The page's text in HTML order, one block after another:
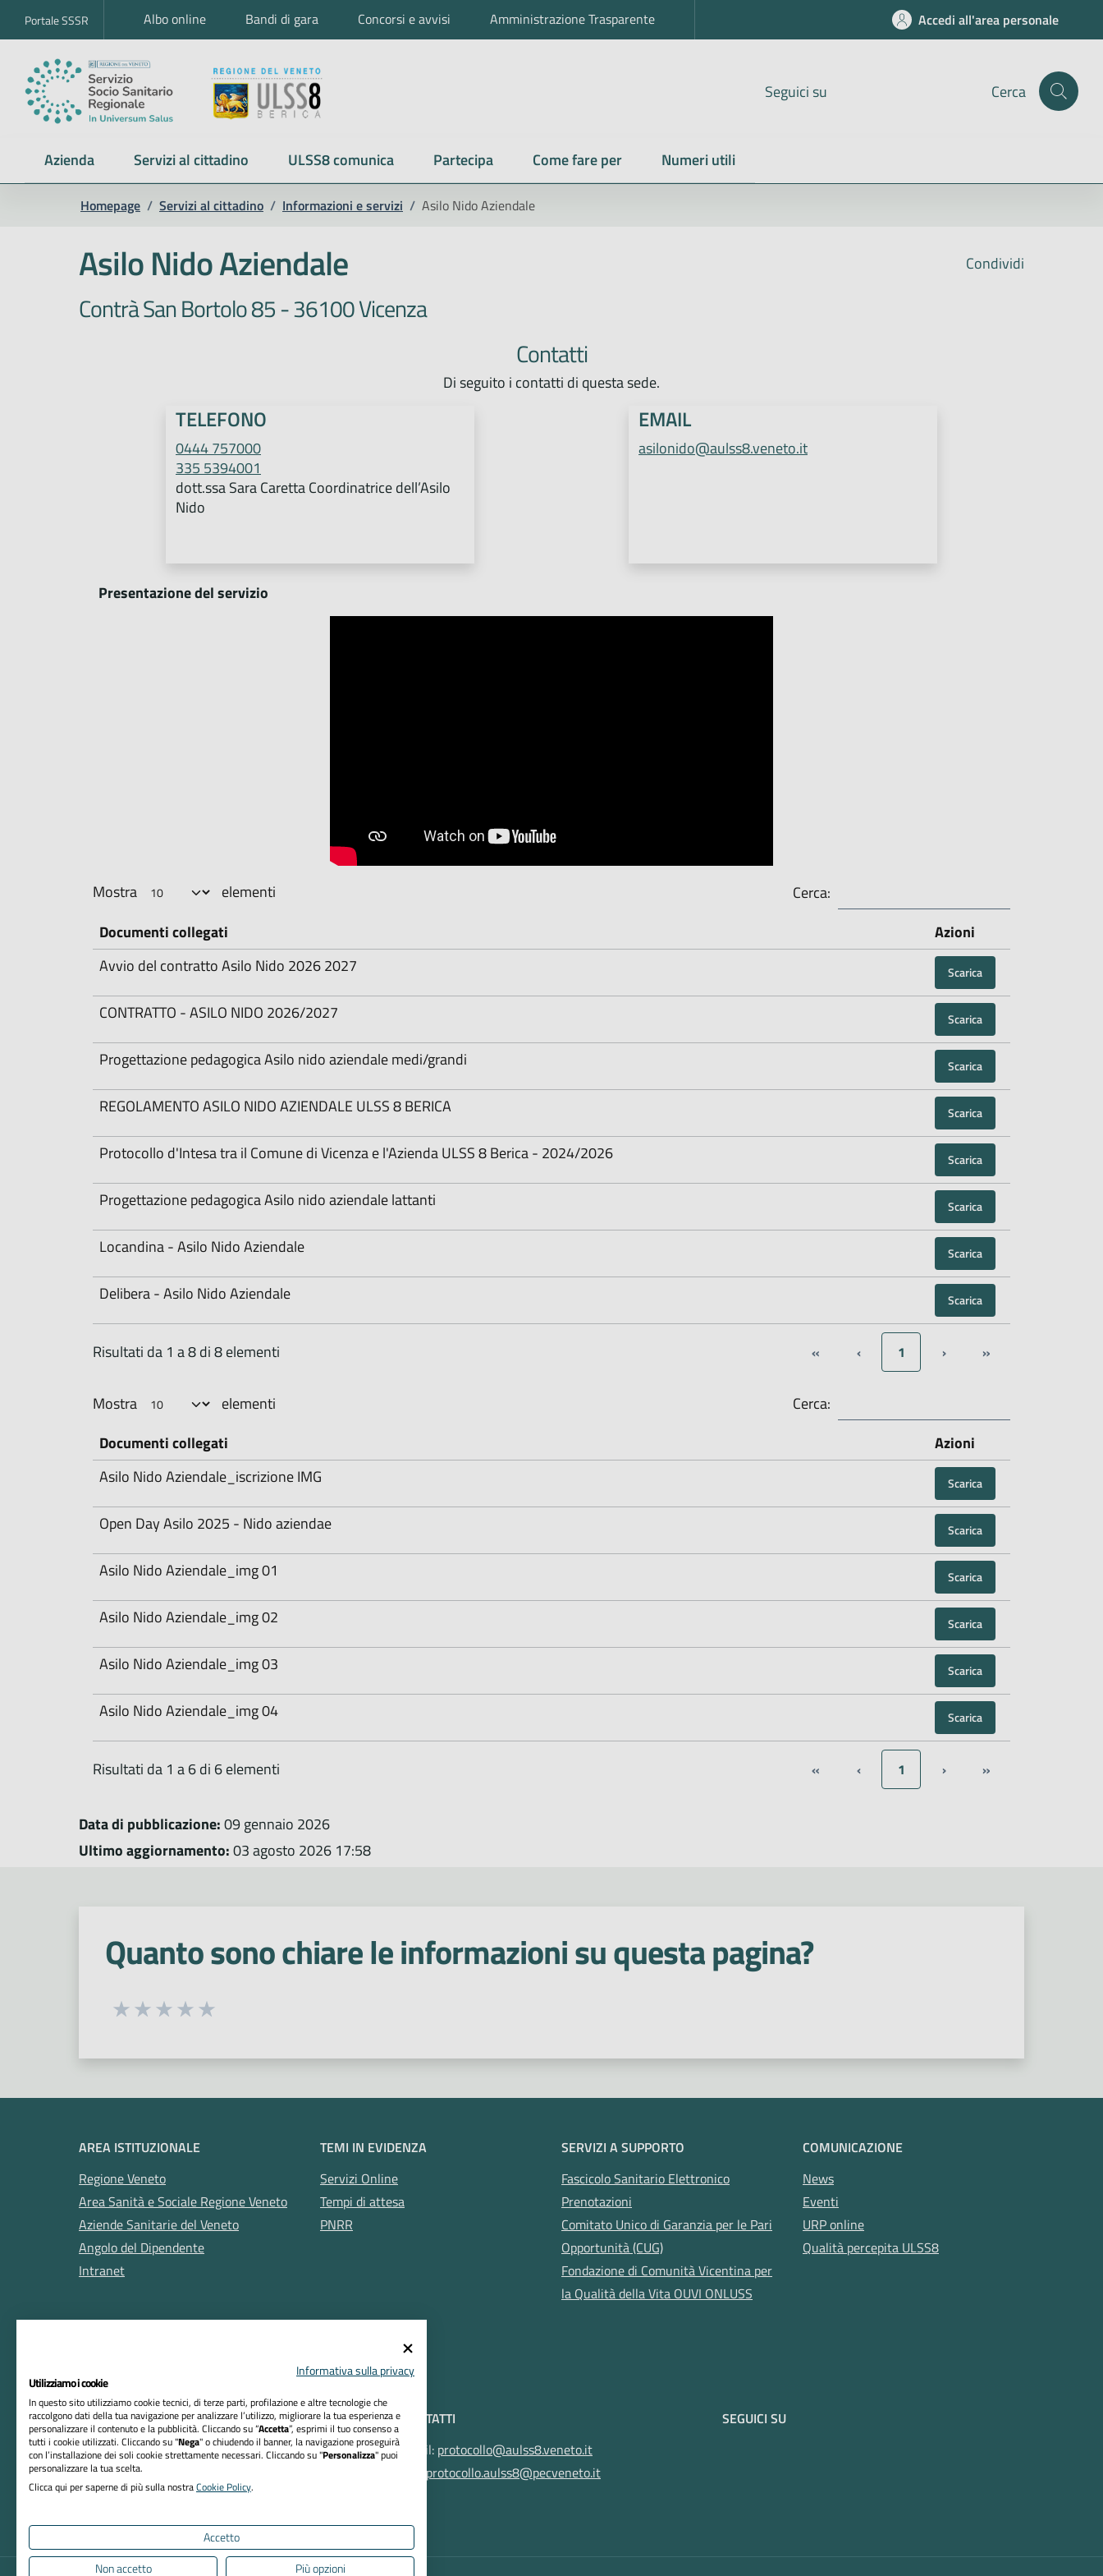
Portale SSSR Albo online Bandi di gara Concorsi e avvisi Amministrazione Trasparente Accedi all'area personale
Seguici su Cerca
Azienda Servizi al cittadino ULSS8 comunica Partecipa Come fare per Numeri utili
Homepage / Servizi al cittadino / Informazioni e servizi / Asilo Nido Aziendale
Condividi
Asilo Nido Aziendale
Contrà San Bortolo 85 - 36100 Vicenza
Contatti
Di seguito i contatti di questa sede.
TELEFONO
0444 757000
335 5394001
dott.ssa Sara Caretta Coordinatrice dell’Asilo
Nido
EMAIL
asilonido@aulss8.veneto.it
Presentazione del servizio
Mostra elementi
Cerca:
Documenti collegati
Azioni
Avvio del contratto Asilo Nido 2026 2027
Scarica
CONTRATTO - ASILO NIDO 2026/2027 Scarica
Progettazione pedagogica Asilo nido aziendale medi/grandi Scarica
REGOLAMENTO ASILO NIDO AZIENDALE ULSS 8 BERICA Scarica
Protocollo d'Intesa tra il Comune di Vicenza e l'Azienda ULSS 8 Berica - 2024/2026 Scarica
Progettazione pedagogica Asilo nido aziendale lattanti Scarica
Locandina - Asilo Nido Aziendale Scarica
Delibera - Asilo Nido Aziendale Scarica
Risultati da 1 a 8 di 8 elementi « ‹ 1 › »
Mostra elementi
Cerca:
Documenti collegati
Azioni
Asilo Nido Aziendale_iscrizione IMG
Scarica
Open Day Asilo 2025 - Nido aziendae Scarica
Asilo Nido Aziendale_img 01 Scarica
Asilo Nido Aziendale_img 02 Scarica
Asilo Nido Aziendale_img 03 Scarica
Asilo Nido Aziendale_img 04 Scarica
Risultati da 1 a 6 di 6 elementi « ‹ 1 › »
Data di pubblicazione:09 gennaio 2026
Ultimo aggiornamento:03 agosto 2026 17:58
Quanto sono chiare le informazioni su questa pagina?
Seleziona una valutazione da 1 a 5 stelle
AREA ISTITUZIONALE
Regione Veneto
Area Sanità e Sociale Regione Veneto
Aziende Sanitarie del Veneto
Angolo del Dipendente
Intranet
TEMI IN EVIDENZA
Servizi Online
Tempi di attesa
PNRR
SERVIZI A SUPPORTO
Fascicolo Sanitario Elettronico
Prenotazioni
Comitato Unico di Garanzia per le Pari
Opportunità (CUG)
Fondazione di Comunità Vicentina per
la Qualità della Vita OUVI ONLUSS
COMUNICAZIONE
News
Eventi
URP online
Qualità percepita ULSS8
RIFERIMENTI
Azienda ULSS n. 8 Berica
Sede Legale:
Viale F. Rodolfi, 37 – 36100 Vicenza
Codice Fiscale e P. IVA 02441500242
CONTATTI
Email: protocollo@aulss8.veneto.it
protocollo.aulss8@pecveneto.it
SEGUICI SU
Informativa sulla privacy
Utilizziamo i cookie
In questo sito utilizziamo cookie tecnici, di terze parti, profilazione e altre tecnologie che
raccolgono dati della tua navigazione per analizzare l’utilizzo, migliorare la tua esperienza e
personalizzare il contenuto e la pubblicità. Cliccando su “Accetta”, esprimi il tuo consenso a
tutti i cookie utilizzati. Cliccando su "Nega" o chiudendo il banner, la navigazione proseguirà
con l’installazione dei soli cookie strettamente necessari. Cliccando su "Personalizza" puoi
personalizzare la tua scelta.
Clicca qui per saperne di più sulla nostraCookie Policy.
Accetto
Non accetto
Più opzioni